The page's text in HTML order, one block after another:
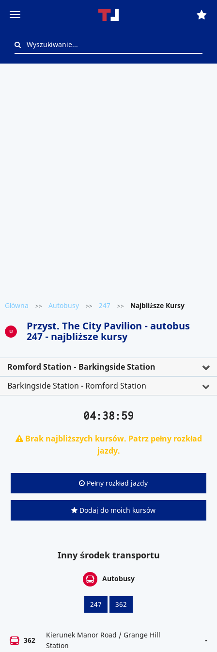
Główna >> Autobusy >> 247 >> Najbliższe Kursy
U
Przyst. The City Pavilion - autobus
247 - najbliższe kursy
Romford Station - Barkingside Station
Barkingside Station - Romford Station
04:38:59
Brak najbliższych kursów. Patrz pełny rozkład
jazdy.
Pełny rozkład jazdy
Dodaj do moich kursów
Inny środek transportu
Autobusy
247 362
362
Kierunek Manor Road / Grange Hill
Station
-